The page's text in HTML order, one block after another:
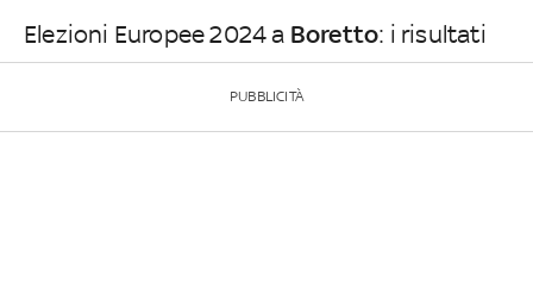
Elezioni Europee 2024 a Boretto: i risultati
PUBBLICITÀ